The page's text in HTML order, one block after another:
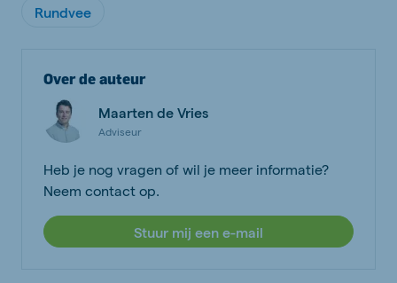
Rundvee
Over de auteur
Maarten de Vries
Adviseur
Heb je nog vragen of wil je meer informatie?
Neem contact op.
Stuur mij een e-mail